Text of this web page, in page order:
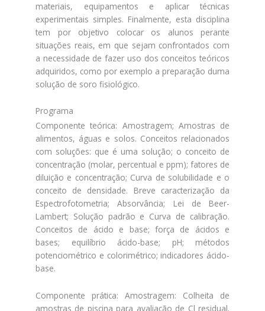
materiais, equipamentos e aplicar técnicas
experimentais simples. Finalmente, esta disciplina
tem por objetivo colocar os alunos perante
situações reais, em que sejam confrontados com
a necessidade de fazer uso dos conceitos teóricos
adquiridos, como por exemplo a preparação duma
solução de soro fisiológico.
Programa
Componente teórica: Amostragem; Amostras de
alimentos, águas e solos. Conceitos relacionados
com soluções: que é uma solução; o conceito de
concentração (molar, percentual e ppm); fatores de
diluição e concentração; Curva de solubilidade e o
conceito de densidade. Breve caracterização da
Espectrofotometria; Absorvância; Lei de Beer-
Lambert; Solução padrão e Curva de calibração.
Conceitos de ácido e base; força de ácidos e
bases; equilíbrio ácido-base; pH; métodos
potenciométrico e colorimétrico; indicadores ácido-
base.
Componente prática: Amostragem: Colheita de
amostras de piscina para avaliação de Cl residual.